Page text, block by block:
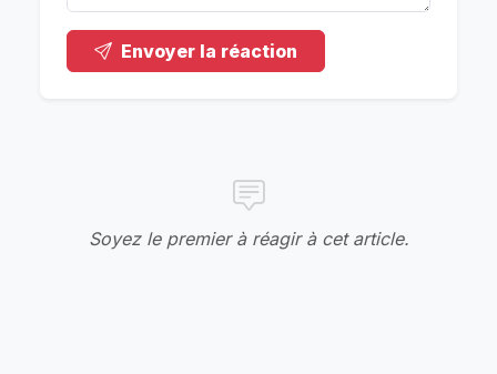
Envoyer la réaction
Soyez le premier à réagir à cet article.